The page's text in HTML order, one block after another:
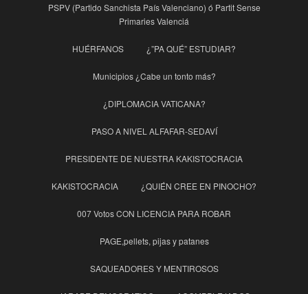
PSPV (Partido Sanchista País Valenciano) ó Partit Sense
Primaries Valenciá
HUÉRFANOS ¿”PA QUÉ” ESTUDIAR?
Municipios ¿Cabe un tonto más?
¿DIPLOMACIA VATICANA?
PASO A NIVEL ALFAFAR-SEDAVÍ
PRESIDENTE DE NUESTRA KAKISTOCRACIA
KAKISTOCRACIA ¿QUIÉN CREE EN PINOCHO?
007 Votos CON LICENCIA PARA ROBAR
PAGE,pellets, pijas y patanes
SAQUEADORES Y MENTIROSOS